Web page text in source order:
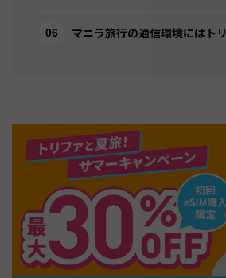
マニラ旅行の通信環境にはト